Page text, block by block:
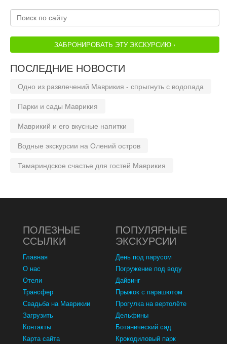
ЗАБРОНИРОВАТЬ ЭТУ ЭКСКУРСИЮ ›
ПОСЛЕДНИЕ НОВОСТИ
Одно из развлечений Маврикия - спрыгнуть с водопада
Парки и сады Маврикия
Маврикий и его вкусные напитки
Водные экскурсии на Олений остров
Тамариндское счастье для гостей Маврикия
ПОЛЕЗНЫЕ
ССЫЛКИ
Главная
О нас
Отели
Трансфер
Свадьба на Маврикии
Загрузить
Контакты
Карта сайта
ПОПУЛЯРНЫЕ
ЭКСКУРСИИ
День под парусом
Погружение под воду
Дайвинг
Прыжок с парашютом
Прогулка на вертолёте
Дельфины
Ботанический сад
Крокодиловый парк